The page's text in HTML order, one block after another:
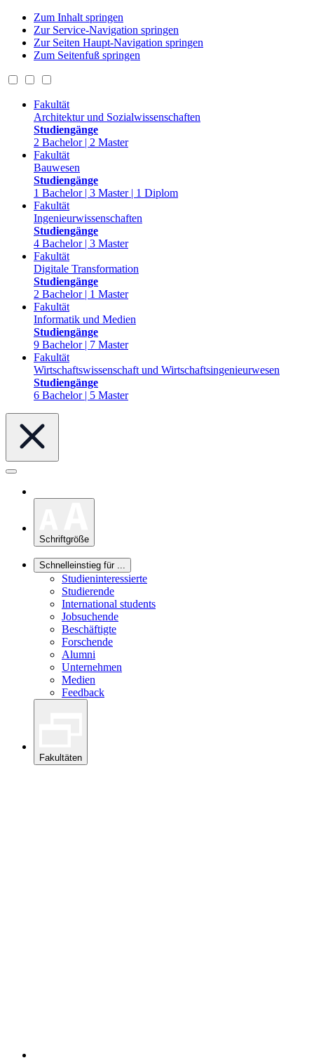
Zum Inhalt springen
Zur Service-Navigation springen
Zur Seiten Haupt-Navigation springen
Zum Seitenfuß springen
Fakultät
Architektur und Sozialwissenschaften
Studiengänge
2 Bachelor | 2 Master
Fakultät
Bauwesen
Studiengänge
1 Bachelor | 3 Master | 1 Diplom
Fakultät
Ingenieurwissenschaften
Studiengänge
4 Bachelor | 3 Master
Fakultät
Digitale Transformation
Studiengänge
2 Bachelor | 1 Master
Fakultät
Informatik und Medien
Studiengänge
9 Bachelor | 7 Master
Fakultät
Wirtschaftswissenschaft und Wirtschaftsingenieurwesen
Studiengänge
6 Bachelor | 5 Master
Schriftgröße
Schnelleinstieg für ...
Studieninteressierte
Studierende
International students
Jobsuchende
Beschäftigte
Forschende
Alumni
Unternehmen
Medien
Feedback
Fakultäten